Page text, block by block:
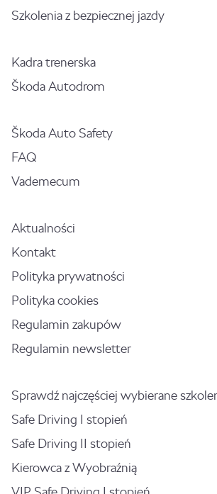
Szkolenia z bezpiecznej jazdy
Kadra trenerska
Škoda Autodrom
Škoda Auto Safety
FAQ
Vademecum
Aktualności
Kontakt
Polityka prywatności
Polityka cookies
Regulamin zakupów
Regulamin newsletter
Sprawdź najczęściej wybierane
Safe Driving I stopień
Safe Driving II stopień
Kierowca z Wyobraźnią